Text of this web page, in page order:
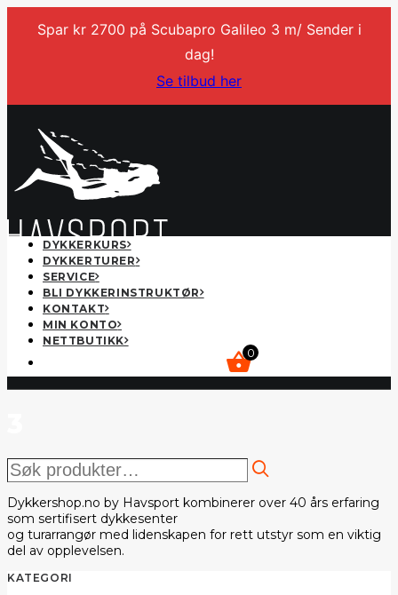
Spar kr 2700 på Scubapro Galileo 3 m/ Sender i
dag!
Se tilbud her
DYKKERKURS
DYKKERTURER
SERVICE
BLI DYKKERINSTRUKTØR
KONTAKT
MIN KONTO
NETTBUTIKK
0
Søk
etter:
Dykkershop.no by Havsport kombinerer over 40 års erfaring
som sertifisert dykkesenter
og turarrangør med lidenskapen for rett utstyr som en viktig
del av opplevelsen.
KATEGORI